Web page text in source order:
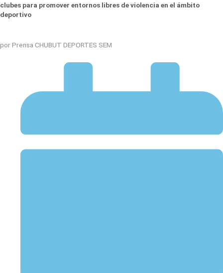
clubes para promover entornos libres de violencia en el ámbito
deportivo
por Prensa CHUBUT DEPORTES SEM